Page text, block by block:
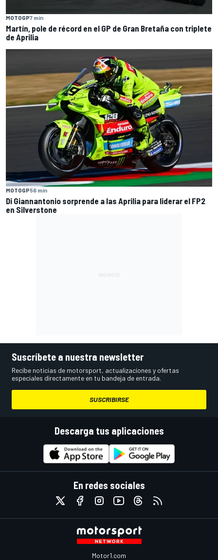
MOTOGP7 min
Martín, pole de récord en el GP de Gran Bretaña con triplete
de Aprilia
MOTOGP56 min
Di Giannantonio sorprende a las Aprilia para liderar el FP2
en Silverstone
Suscríbete a nuestra newsletter
Recibe noticias de motorsport, actualizaciones y ofertas
especiales directamente en tu bandeja de entrada.
SUSCRIBIRSE
Descarga tus aplicaciones
En redes sociales
Motor1.com